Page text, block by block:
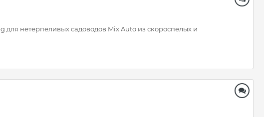
нетерпеливых садоводов Mix Auto из скороспелых и